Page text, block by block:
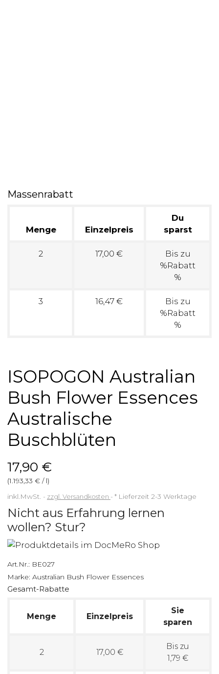
Massenrabatt
Menge Einzelpreis
Du
sparst
2 17,00 €
Bis zu
%Rabatt
%
3 16,47 €
Bis zu
%Rabatt
%
ISOPOGON Australian
Bush Flower Essences
Australische
Buschblüten
17,90 €
(1.193,33 € / l)
inkl.MwSt.
zzgl. Versandkosten * Lieferzeit 2-3 Werktage
Nicht aus Erfahrung lernen
wollen? Stur?
Art.Nr.: BE027
Marke: Australian Bush Flower Essences
Gesamt-Rabatte
Menge Einzelpreis
Sie
sparen
2 17,00 €
Bis zu
1,79 €